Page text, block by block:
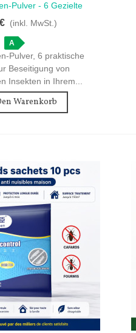
Pulver - 6 Gezielte
Sachets
(inkl. MwSt.)
A
Pulver, 6 praktische
Beseitigung von
Insekten in Ihrem...
Warenkorb